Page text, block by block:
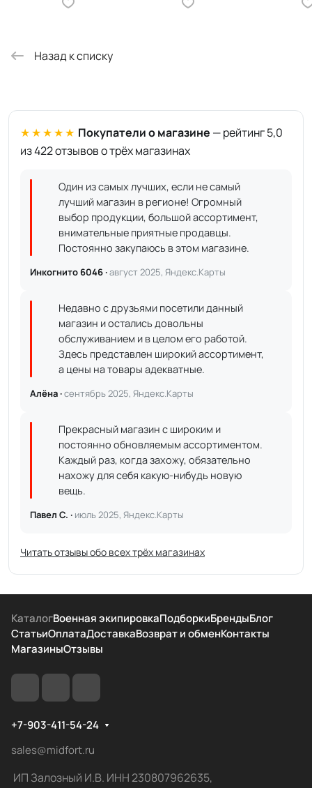
Назад к списку
★★★★★ Покупатели о магазине — рейтинг 5,0
из 422 отзывов о трёх магазинах
Один из самых лучших, если не самый
лучший магазин в регионе! Огромный
выбор продукции, большой ассортимент,
внимательные приятные продавцы.
Постоянно закупаюсь в этом магазине.
Инкогнито 6046 ·август 2025, Яндекс.Карты
Недавно с друзьями посетили данный
магазин и остались довольны
обслуживанием и в целом его работой.
Здесь представлен широкий ассортимент,
а цены на товары адекватные.
Алёна ·сентябрь 2025, Яндекс.Карты
Прекрасный магазин с широким и
постоянно обновляемым ассортиментом.
Каждый раз, когда захожу, обязательно
нахожу для себя какую-нибудь новую
вещь.
Павел С. · июль 2025, Яндекс.Карты
Читать отзывы обо всех трёх магазинах
КаталогВоенная экипировкаПодборкиБрендыБлог
СтатьиОплатаДоставкаВозврат и обменКонтакты
МагазиныОтзывы
+7-903-411-54-24
sales@midfort.ru
ИП Залозный И.В. ИНН 230807962635,